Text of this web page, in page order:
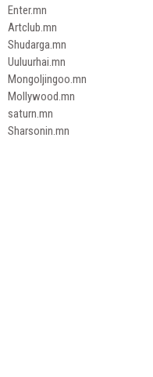
Enter.mn
Artclub.mn
Shudarga.mn
Uuluurhai.mn
Mongoljingoo.mn
Mollywood.mn
saturn.mn
Sharsonin.mn